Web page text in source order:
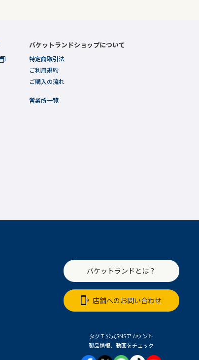
バケットランドショップについて
特定商取引法
ご利用規約
ご購入の流れ
営業所一覧
バケットランドとは？
店舗へのお問い合わせ
タグチ公式SNSアカウント
製品情報、動画をチェック